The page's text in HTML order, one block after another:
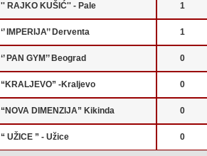
'' RAJKO KUŠIĆ'' - Pale 1
‘’ IMPERIJA’’ Derventa 1
‘’ PAN GYM’’ Beograd 0
“KRALJEVO” -Kraljevo 0
“NOVA DIMENZIJA” Kikinda 0
“ UŽICE ” - Užice 0